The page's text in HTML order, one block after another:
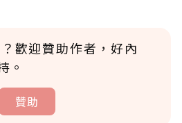
歡迎贊助作者，好內
。
贊助